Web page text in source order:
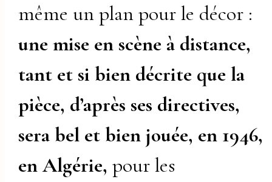
même un plan pour le décor :
une mise en scène à distance,
tant et si bien décrite que la
pièce, d’après ses directives,
sera bel et bien jouée, en 1946,
en Algérie, pour les